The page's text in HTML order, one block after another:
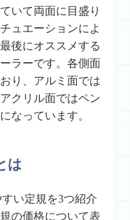
いて両面に目盛り
ュエーションによ
後にオススメする
ラーです。各側面
り、アルミ面では
クリル面ではペン
なっています。
は
い定規を3つ紹介
の価格について表